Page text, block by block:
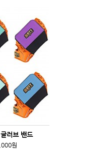
러브 밴드
원